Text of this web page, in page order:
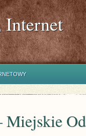
Internet
Miejskie